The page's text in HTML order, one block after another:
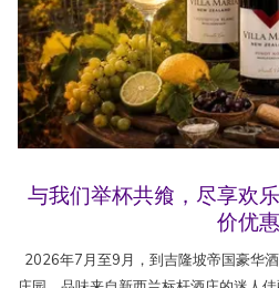
与我们举杯共飨，尽享欢
价优惠
2026年7月至9月，到吉隆坡帝国豪华